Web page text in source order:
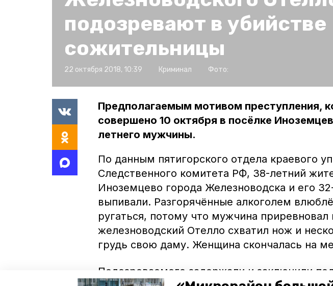
подозревают в убийстве
сожительницы
22 октября 2018, 10:39 Криминал Фото:
Предполагаемым мотивом преступления,
совершено 10 октября в посёлке
летнего мужчины.
По данным пятигорского отдела краевого
Следственного комитета РФ, 38-летний
Иноземцево города Железноводска и его
выпивали. Разгорячённые алкоголем
ругаться, потому что мужчина
железноводский Отелло схватил нож и
грудь свою даму. Женщина скончалась на
Подозреваемого задержали и заключили